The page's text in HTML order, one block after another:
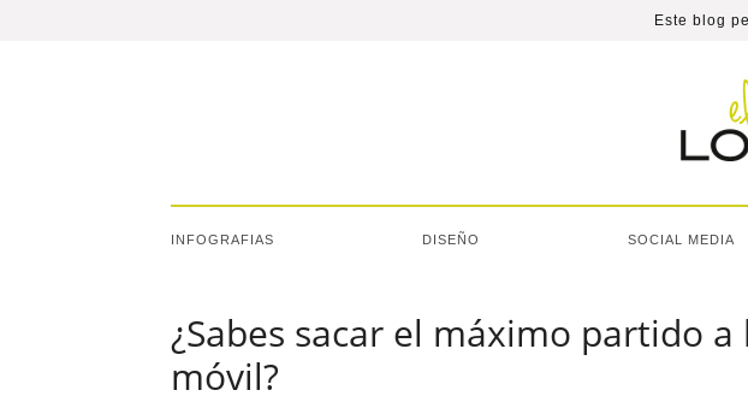
Este blog
INFOGRAFIAS DISEÑO SOCIAL MEDIA
¿Sabes sacar el máximo partido
móvil?